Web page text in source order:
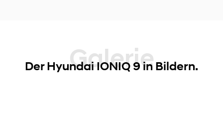
Galerie
Der Hyundai IONIQ 9 in Bildern.